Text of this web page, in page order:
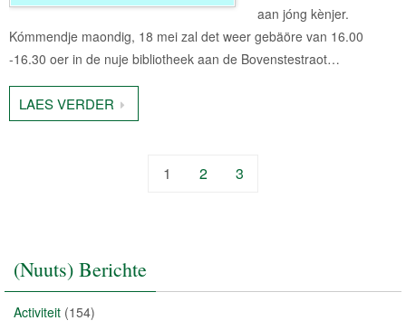
aan jóng kènjer.
Kómmendje maondig, 18 mei zal det weer gebäöre van 16.00
-16.30 oer in de nuje bibliotheek aan de Bovenstestraot…
LAES VERDER
1 2 3
(Nuuts) Berichte
Activiteit (154)